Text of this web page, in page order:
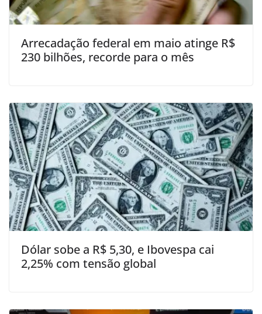
Arrecadação federal em maio atinge R$
230 bilhões, recorde para o mês
Dólar sobe a R$ 5,30, e Ibovespa cai
2,25% com tensão global